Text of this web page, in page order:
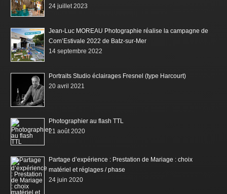
24 juillet 2023
Jean-Luc MOREAU Photographie réalise la campagne de
Com’Estivale 2022 de Batz-sur-Mer
14 septembre 2022
Portraits Studio éclairages Fresnel (type Harcourt)
20 avril 2021
Photographier au flash TTL
21 août 2020
Partage d’expérience : Prestation de Mariage : choix
matériel et réglages / phase
24 juin 2020